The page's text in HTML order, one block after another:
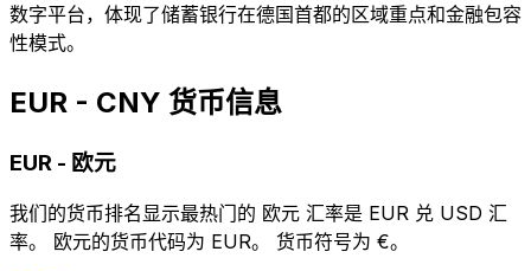
数字平台，体现了储蓄银行在德国首都的区域重点和金融包容
性模式。
EUR - CNY 货币信息
EUR - 欧元
我们的货币排名显示最热门的 欧元 汇率是 EUR 兑 USD 汇
率。 欧元的货币代码为 EUR。 货币符号为 €。